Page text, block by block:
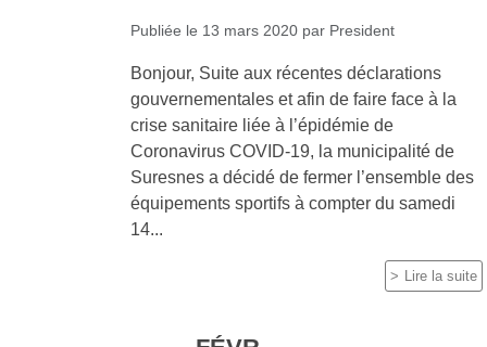
Publiée le 13 mars 2020 par President
Bonjour, Suite aux récentes déclarations
gouvernementales et afin de faire face à la
crise sanitaire liée à l’épidémie de
Coronavirus COVID-19, la municipalité de
Suresnes a décidé de fermer l’ensemble des
équipements sportifs à compter du samedi
14...
Lire la suite